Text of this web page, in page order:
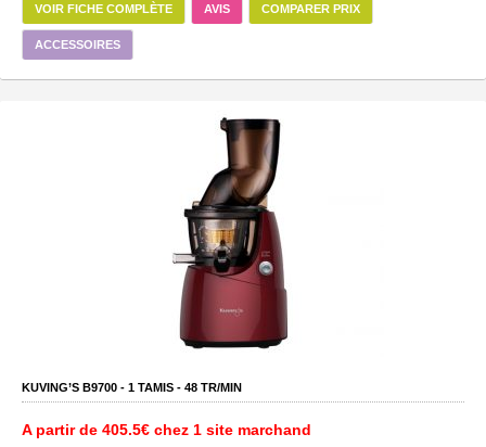
VOIR FICHE COMPLÈTE AVIS COMPARER PRIX
ACCESSOIRES
KUVING’S B9700 - 1 TAMIS - 48 TR/MIN
A partir de 405.5€ chez 1 site marchand